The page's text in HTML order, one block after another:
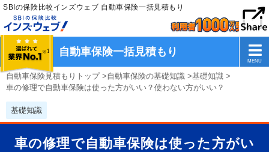
SBIの保険比較インズウェブ 自動車保険一括見積もり
自動車保険一括見積もり
自動車保険見積もりトップ>自動車保険の基礎知識 >基礎知識 >
車の修理で自動車保険は使った方がいい？使わない方がいい？
基礎知識
車の修理で自動車保険は使った方がい